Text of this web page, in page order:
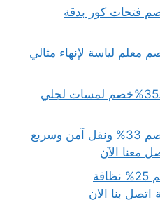
كور بـ30%خصم فتحات كور بدقة
لياسة بالرياض بـ35خصم معلم لياسة لإنهاء مثالي
شركة جلى رخام بالرياض بـ35%خصم لمسات لجلي
شركة نقل عفش بالخرج خصم 33% ونقل آمن وسريع
شركة تنظيف بالدرعية بخصم 25% نظافة
اتصل بنا الان